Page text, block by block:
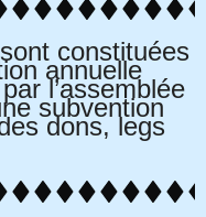
constituées
annuelle
l’assemblée
subvention
dons, legs